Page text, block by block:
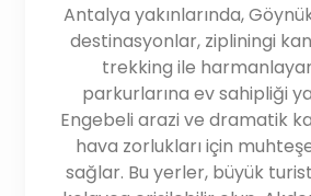
Antalya yakınlarında,
destinasyonlar, zipliningi
trekking ile
parkurlarına ev sahipliği
Engebeli arazi ve dramatik
hava zorlukları için
sağlar. Bu yerler, büyük